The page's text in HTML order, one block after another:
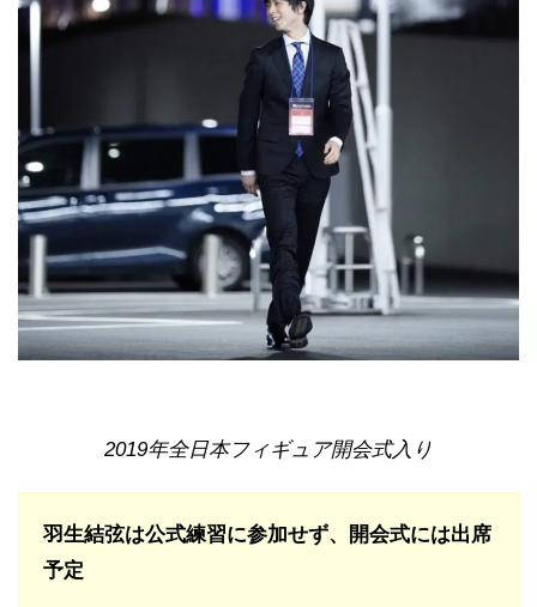
2019年全日本フィギュア開会式入り
羽生結弦は公式練習に参加せず、開会式には出席
予定